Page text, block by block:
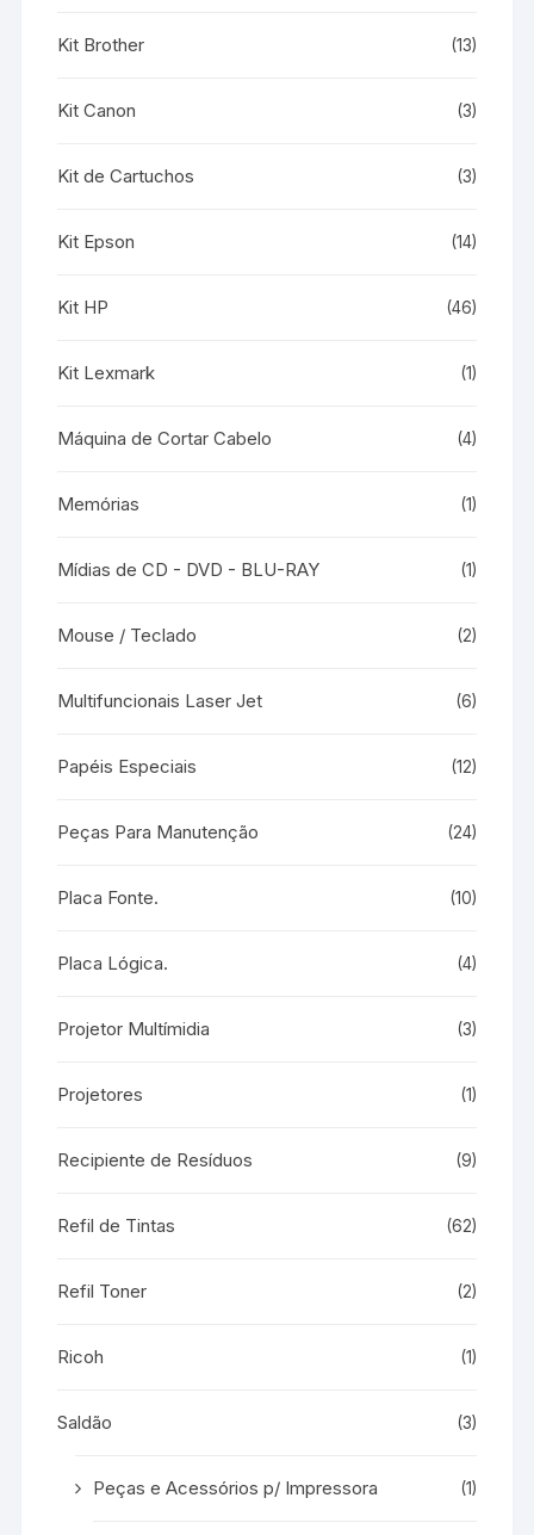
Kit Brother (13)
Kit Canon (3)
Kit de Cartuchos (3)
Kit Epson (14)
Kit HP (46)
Kit Lexmark (1)
Máquina de Cortar Cabelo (4)
Memórias (1)
Mídias de CD - DVD - BLU-RAY (1)
Mouse / Teclado (2)
Multifuncionais Laser Jet (6)
Papéis Especiais (12)
Peças Para Manutenção (24)
Placa Fonte. (10)
Placa Lógica. (4)
Projetor Multímidia (3)
Projetores (1)
Recipiente de Resíduos (9)
Refil de Tintas (62)
Refil Toner (2)
Ricoh (1)
Saldão (3)
Peças e Acessórios p/ Impressora (1)